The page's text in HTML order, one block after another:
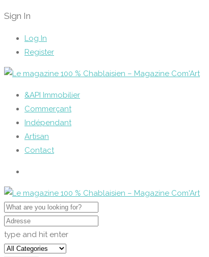
Sign In
Log In
Register
&API Immobilier
Commerçant
Indépendant
Artisan
Contact
type and hit enter